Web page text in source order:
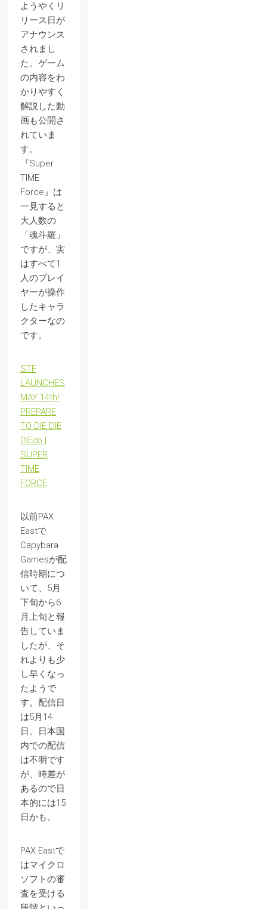
ようやくリ
リース日が
アナウンス
されまし
た。ゲーム
の内容をわ
かりやすく
解説した動
画も公開さ
れていま
す。
『Super
TIME
Force』は
一見すると
大人数の
「魂斗羅」
ですが、実
はすべて1
人のプレイ
ヤーが操作
したキャラ
クターなの
です。
STF
LAUNCHES
MAY 14th!
PREPARE
TO DIE DIE
DIE∞ |
SUPER
TIME
FORCE
以前PAX
Eastで
Capybara
Gamesが配
信時期につ
いて、5月
下旬から6
月上旬と報
告していま
したが、そ
れよりも少
し早くなっ
たようで
す。配信日
は5月14
日。日本国
内での配信
は不明です
が、時差が
あるので日
本的には15
日かも。
PAX Eastで
はマイクロ
ソフトの審
査を受ける